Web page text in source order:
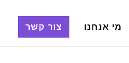
מי אנחנו צור קשר